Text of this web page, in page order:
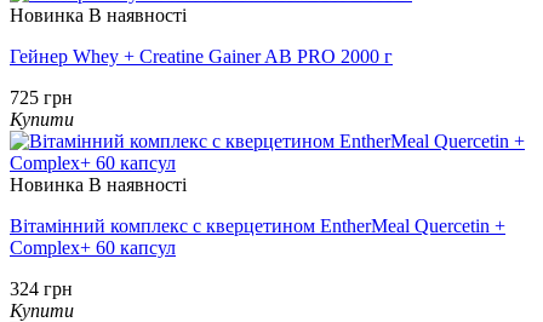
Новинка В наявності
Гейнер Whey + Creatine Gainer AB PRO 2000 г
725 грн
Купити
Новинка В наявності
Вітамінний комплекс с кверцетином EntherMeal Quercetin +
Complex+ 60 капсул
324 грн
Купити